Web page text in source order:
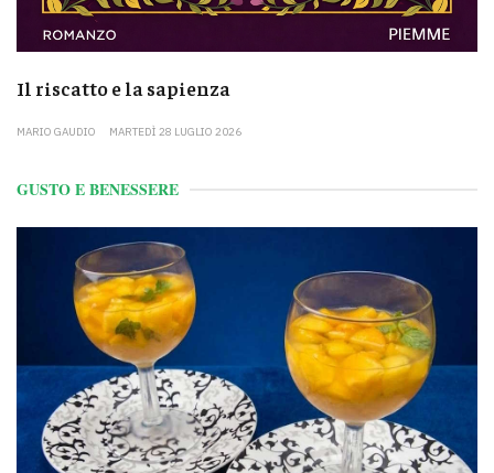
Il riscatto e la sapienza
MARIO GAUDIO MARTEDÌ 28 LUGLIO 2026
GUSTO E BENESSERE